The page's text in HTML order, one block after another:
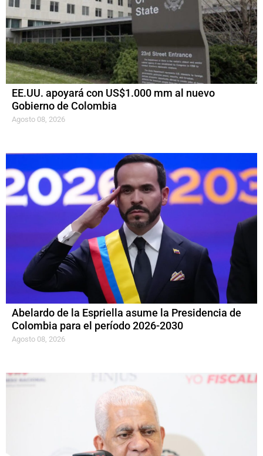
EE.UU. apoyará con US$1.000 mm al nuevo
Gobierno de Colombia
Agosto 08, 2026
Abelardo de la Espriella asume la Presidencia de
Colombia para el período 2026-2030
Agosto 08, 2026